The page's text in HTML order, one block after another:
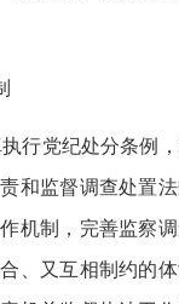
行党纪处分条例
和监督调查处置
机制，完善监察
、又互相制约的